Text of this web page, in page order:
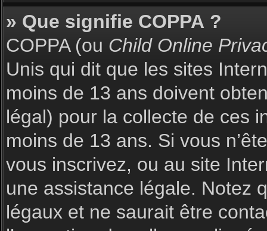
» Que signifie COPPA ?
COPPA (ou Child Online
Unis qui dit que les sites
moins de 13 ans doivent
légal) pour la collecte de ces
moins de 13 ans. Si vous
vous inscrivez, ou au site
une assistance légale. Notez
légaux et ne saurait être